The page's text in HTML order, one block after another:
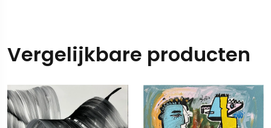
Vergelijkbare producten